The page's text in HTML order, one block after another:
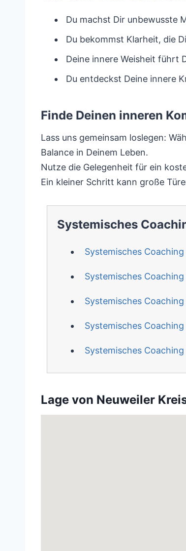
Du machst Dir unbewusste
Du bekommst Klarheit, die
Deine innere Weisheit führt
Du entdeckst Deine innere
Finde Deinen inneren
Lass uns gemeinsam loslegen:
Balance in Deinem Leben.
Nutze die Gelegenheit für ein
Ein kleiner Schritt kann große
Systemisches
Systemisches
Systemisches
Systemisches Coaching
Systemisches
Systemisches Coaching
Lage von Neuweiler